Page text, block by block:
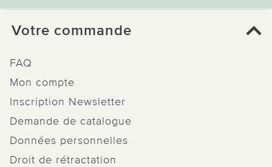
Votre commande
FAQ
Mon compte
Inscription Newsletter
Demande de catalogue
Données personnelles
Droit de rétractation